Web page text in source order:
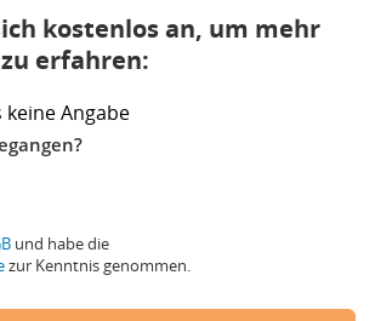
kostenlos an, um mehr
erfahren:
keine Angabe
und habe die
zur Kenntnis genommen.